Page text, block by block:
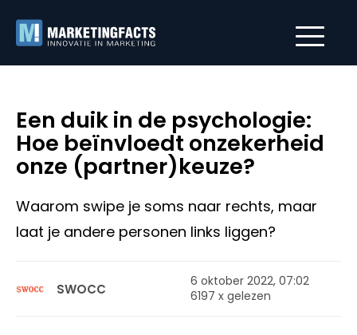
Een duik in de psychologie:
Hoe beïnvloedt onzekerheid
onze (partner)keuze?
Waarom swipe je soms naar rechts, maar
laat je andere personen links liggen?
SWOCC
6 oktober 2022, 07:02
6197 x gelezen